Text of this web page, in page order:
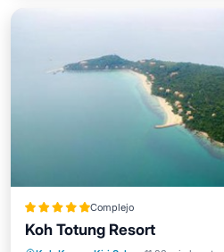
Complejo
Koh Totung Resort
Frente al mar